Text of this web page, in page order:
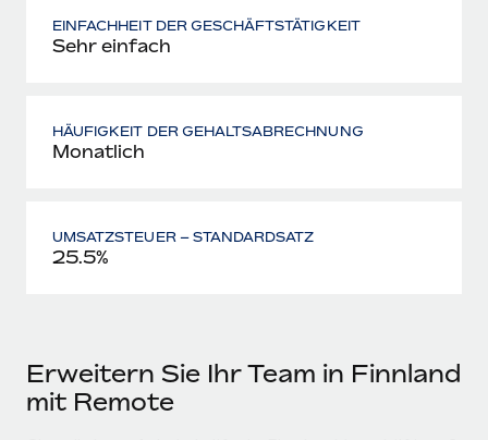
EINFACHHEIT DER GESCHÄFTSTÄTIGKEIT
Sehr einfach
HÄUFIGKEIT DER GEHALTSABRECHNUNG
Monatlich
UMSATZSTEUER – STANDARDSATZ
25.5%
Erweitern Sie Ihr Team in Finnland
mit Remote